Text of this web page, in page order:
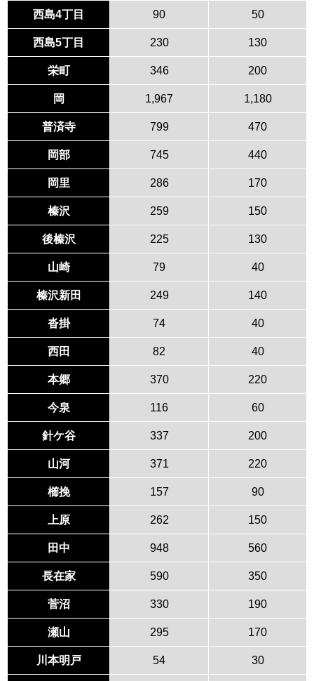
西島4丁目 90 50
西島5丁目 230 130
栄町 346 200
岡 1,967 1,180
普済寺 799 470
岡部 745 440
岡里 286 170
榛沢 259 150
後榛沢 225 130
山崎 79 40
榛沢新田 249 140
沓掛 74 40
西田 82 40
本郷 370 220
今泉 116 60
針ケ谷 337 200
山河 371 220
櫛挽 157 90
上原 262 150
田中 948 560
長在家 590 350
菅沼 330 190
瀬山 295 170
川本明戸 54 30